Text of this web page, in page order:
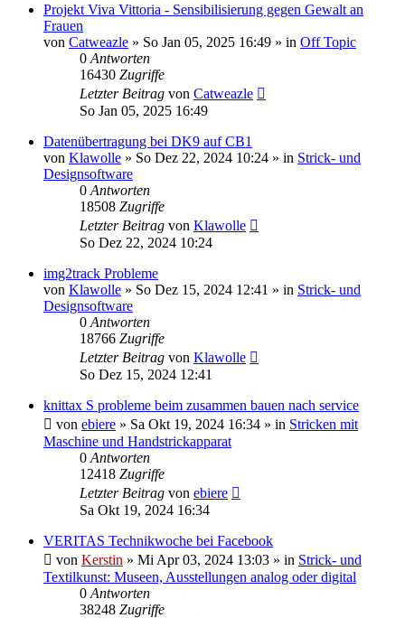
Projekt Viva Vittoria - Sensibilisierung gegen Gewalt an
Frauen
von Catweazle » So Jan 05, 2025 16:49 » in Off Topic
0 Antworten
16430 Zugriffe
Letzter Beitrag von Catweazle
So Jan 05, 2025 16:49
Datenübertragung bei DK9 auf CB1
von Klawolle » So Dez 22, 2024 10:24 » in Strick- und
Designsoftware
0 Antworten
18508 Zugriffe
Letzter Beitrag von Klawolle
So Dez 22, 2024 10:24
img2track Probleme
von Klawolle » So Dez 15, 2024 12:41 » in Strick- und
Designsoftware
0 Antworten
18766 Zugriffe
Letzter Beitrag von Klawolle
So Dez 15, 2024 12:41
knittax S probleme beim zusammen bauen nach service
von ebiere » Sa Okt 19, 2024 16:34 » in Stricken mit
Maschine und Handstrickapparat
0 Antworten
12418 Zugriffe
Letzter Beitrag von ebiere
Sa Okt 19, 2024 16:34
VERITAS Technikwoche bei Facebook
von Kerstin » Mi Apr 03, 2024 13:03 » in Strick- und
Textilkunst: Museen, Ausstellungen analog oder digital
0 Antworten
38248 Zugriffe